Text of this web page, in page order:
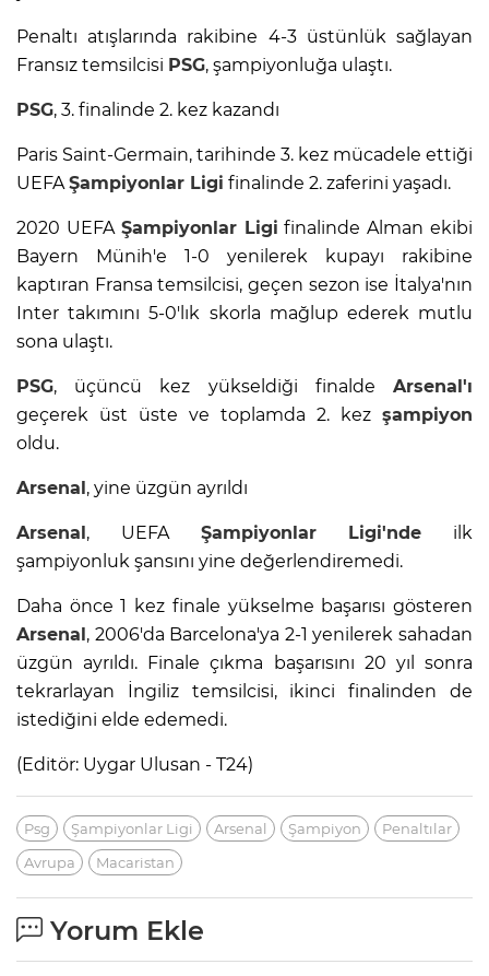
Penaltı atışlarında rakibine 4-3 üstünlük sağlayan
Fransız temsilcisi PSG, şampiyonluğa ulaştı.
PSG, 3. finalinde 2. kez kazandı
Paris Saint-Germain, tarihinde 3. kez mücadele ettiği
UEFA Şampiyonlar Ligi finalinde 2. zaferini yaşadı.
2020 UEFA Şampiyonlar Ligi finalinde Alman ekibi
Bayern Münih'e 1-0 yenilerek kupayı rakibine
kaptıran Fransa temsilcisi, geçen sezon ise İtalya'nın
Inter takımını 5-0'lık skorla mağlup ederek mutlu
sona ulaştı.
PSG, üçüncü kez yükseldiği finalde Arsenal'ı
geçerek üst üste ve toplamda 2. kez şampiyon
oldu.
Arsenal, yine üzgün ayrıldı
Arsenal, UEFA Şampiyonlar Ligi'nde ilk
şampiyonluk şansını yine değerlendiremedi.
Daha önce 1 kez finale yükselme başarısı gösteren
Arsenal, 2006'da Barcelona'ya 2-1 yenilerek sahadan
üzgün ayrıldı. Finale çıkma başarısını 20 yıl sonra
tekrarlayan İngiliz temsilcisi, ikinci finalinden de
istediğini elde edemedi.
(Editör: Uygar Ulusan - T24)
Psg Şampiyonlar Ligi Arsenal Şampiyon
Penaltılar
Avrupa
Macaristan
Yorum Ekle